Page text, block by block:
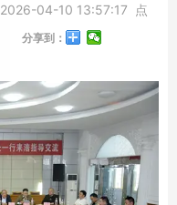
2026-04-10 13:57:17
点
分享到：